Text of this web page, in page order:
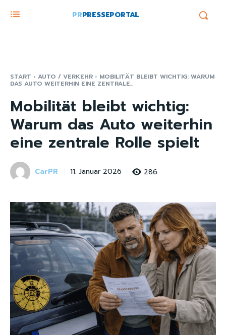
PRPRESSEPORTAL
START AUTO / VERKEHR MOBILITÄT BLEIBT WICHTIG: WARUM
DAS AUTO WEITERHIN EINE ZENTRALE...
Mobilität bleibt wichtig:
Warum das Auto weiterhin
eine zentrale Rolle spielt
CarPR 11. Januar 2026 286